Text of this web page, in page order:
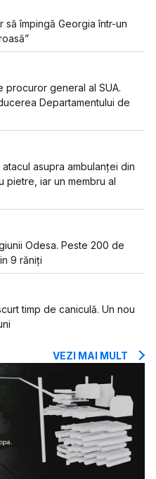
să împingă Georgia într-un
procuror general al SUA.
Departamentului de
asupra ambulanței din
pietre, iar un membru al
Odesa. Peste 200 de
9 răniți
timp de caniculă. Un nou
VEZI MAI MULT